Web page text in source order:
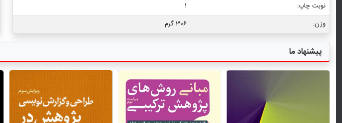
نوبت چاپ:
1
وزن:
306 گرم
پیشنهاد ما